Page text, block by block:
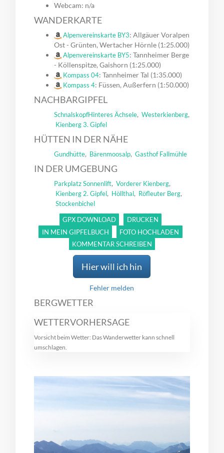
Webcam: n/a
WANDERKARTE
Alpenvereinskarte BY3: Allgäuer Voralpen
Ost - Grünten, Wertacher Hörnle (1:25.000)
Alpenvereinskarte BY5: Tannheimer Berge
- Köllenspitze, Gaishorn (1:25.000)
Kompass 04: Tannheimer Tal (1:35.000)
Kompass 4: Füssen, Außerfern (1:50.000)
NACHBARGIPFEL
SchnalskopfHinteres Ächsele,Westerkienberg,
Kienberg 3. Gipfel
HÜTTEN IN DER NÄHE
Gundhütte, Bärenmoosalp,Gasthof Fallmühle
IN DER UMGEBUNG
Parkplatz Sonnenlift,Vorderer Kienberg,
Kienberg 2. Gipfel, Höllthal, Röfleuter Berg,
Stockenbichel
GPX DOWNLOAD
DRUCKEN
IN MEIN GIPFELBUCH
FOTO HOCHLADEN
KOMMENTAR SCHREIBEN
Hier will ich hin
Fehler melden
BERGWETTER
WETTERVORHERSAGE
Vorsicht beim Wetter: Das Wanderwetter kann schnell
umschlagen.